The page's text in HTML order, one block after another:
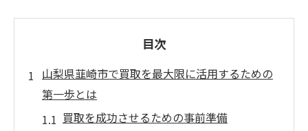
目次
山梨県韮崎市で買取を最大限に活用するための
第一歩とは
買取を成功させるための事前準備